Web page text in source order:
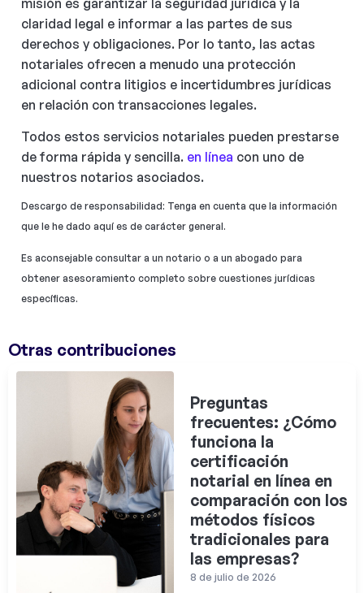
claridad legal e informar a las partes de sus
derechos y obligaciones. Por lo tanto, las actas
notariales ofrecen a menudo una protección
adicional contra litigios e incertidumbres jurídicas
en relación con transacciones legales.
Todos estos servicios notariales pueden prestarse
de forma rápida y sencilla. en línea con uno de
nuestros notarios asociados.
Descargo de responsabilidad: Tenga en cuenta que la información
que le he dado aquí es de carácter general.
Es aconsejable consultar a un notario o a un abogado para
obtener asesoramiento completo sobre cuestiones jurídicas
específicas.
Otras contribuciones
Preguntas
frecuentes: ¿Cómo
funciona la
certificación
notarial en línea en
comparación con los
métodos físicos
tradicionales para
las empresas?
8 de julio de 2026